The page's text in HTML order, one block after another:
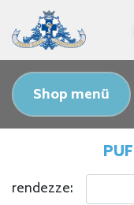
Shop menü
rendezze: